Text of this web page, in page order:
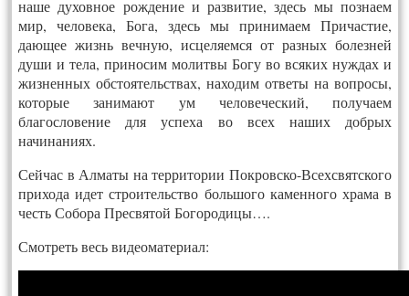
наше духовное рождение и развитие, здесь мы познаем
мир, человека, Бога, здесь мы принимаем Причастие,
дающее жизнь вечную, исцеляемся от разных болезней
души и тела, приносим молитвы Богу во всяких нуждах и
жизненных обстоятельствах, находим ответы на вопросы,
которые занимают ум человеческий, получаем
благословение для успеха во всех наших добрых
начинаниях.
Сейчас в Алматы на территории Покровско-Всехсвятского
прихода идет строительство большого каменного храма в
честь Собора Пресвятой Богородицы….
Смотреть весь видеоматериал: